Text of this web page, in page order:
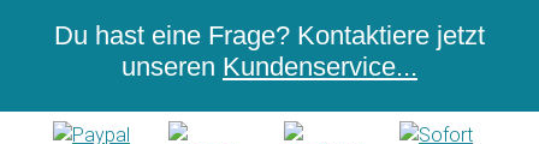
Du hast eine Frage? Kontaktiere jetzt
unseren Kundenservice...